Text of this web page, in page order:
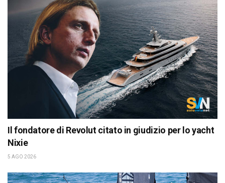
Il fondatore di Revolut citato in giudizio per lo yacht
Nixie
5 AGO 2026